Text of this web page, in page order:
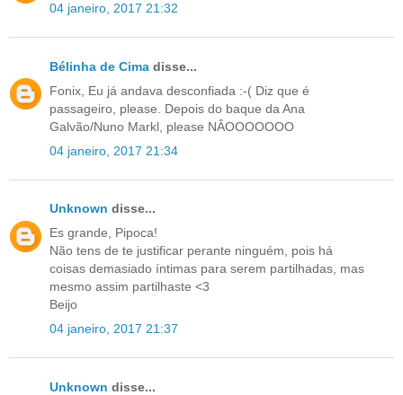
04 janeiro, 2017 21:32
Bélinha de Cima disse...
Fonix, Eu já andava desconfiada :-( Diz que é
passageiro, please. Depois do baque da Ana
Galvão/Nuno Markl, please NÂOOOOOOO
04 janeiro, 2017 21:34
Unknown disse...
Es grande, Pipoca!
Não tens de te justificar perante ninguém, pois há
coisas demasiado íntimas para serem partilhadas, mas
mesmo assim partilhaste <3
Beijo
04 janeiro, 2017 21:37
Unknown disse...